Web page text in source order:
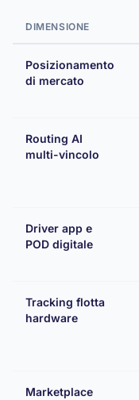
DIMENSIONE
Posizionamento
di mercato
Routing AI
multi-vincolo
Driver app e
POD digitale
Tracking flotta
hardware
Marketplace